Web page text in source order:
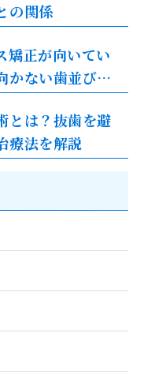
の関係
矯正が向いてい
かない歯並びを
とは？抜歯を避
療法を解説